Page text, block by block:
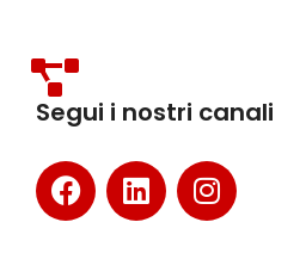
Segui i nostri canali